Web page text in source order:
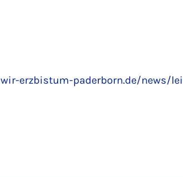
wir-erzbistum-paderborn.de/news/